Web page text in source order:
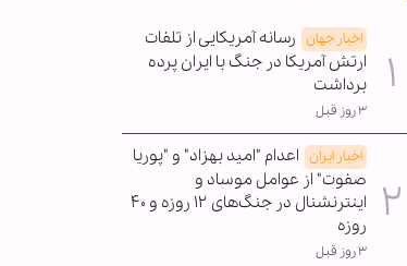
اخبار جهان رسانه آمریکایی از تلفات
ارتش آمریکا در جنگ با ایران پرده
برداشت
۳ روز قبل
اخبار ایران اعدام "امید بهزاد" و "پوریا
صفوت" از عوامل موساد و
اینترنشنال در جنگ‌های ۱۲ روزه و ۴۰
روزه
۳ روز قبل